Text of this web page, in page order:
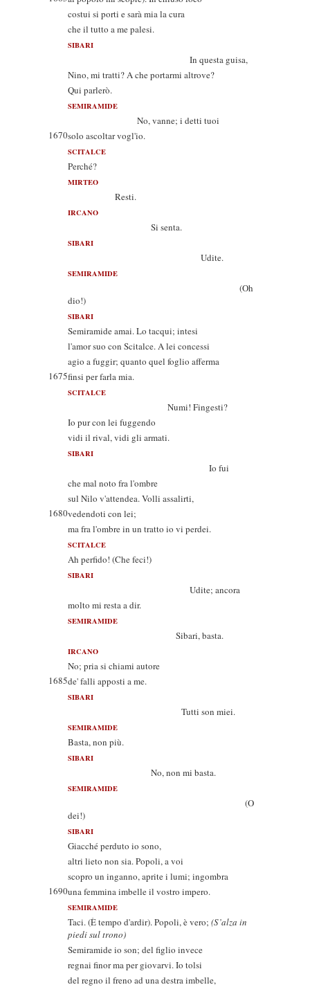
costui si porti e sarà mia la cura
che il tutto a me palesi.
SIBARI
In questa guisa,
Nino, mi tratti? A che portarmi altrove?
Qui parlerò.
SEMIRAMIDE
No, vanne; i detti tuoi
1670solo ascoltar vogl'io.
SCITALCE
Perché?
MIRTEO
Resti.
IRCANO
Si senta.
SIBARI
Udite.
SEMIRAMIDE
(Oh
dio!)
SIBARI
Semiramide amai. Lo tacqui; intesi
l'amor suo con Scitalce. A lei concessi
agio a fuggir; quanto quel foglio afferma
1675finsi per farla mia.
SCITALCE
Numi! Fingesti?
Io pur con lei fuggendo
vidi il rival, vidi gli armati.
SIBARI
Io fui
che mal noto fra l'ombre
sul Nilo v'attendea. Volli assalirti,
1680vedendoti con lei;
ma fra l'ombre in un tratto io vi perdei.
SCITALCE
Ah perfido! (Che feci!)
SIBARI
Udite; ancora
molto mi resta a dir.
SEMIRAMIDE
Sibari, basta.
IRCANO
No; pria si chiami autore
1685de' falli apposti a me.
SIBARI
Tutti son miei.
SEMIRAMIDE
Basta, non più.
SIBARI
No, non mi basta.
SEMIRAMIDE
(O
dei!)
SIBARI
Giacché perduto io sono,
altri lieto non sia. Popoli, a voi
scopro un inganno, aprite i lumi; ingombra
1690una femmina imbelle il vostro impero.
SEMIRAMIDE
Taci. (È tempo d'ardir). Popoli, è vero; (S’alza in
piedi sul trono)
Semiramide io son; del figlio invece
regnai finor ma per giovarvi. Io tolsi
del regno il freno ad una destra imbelle,